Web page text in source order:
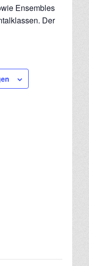
Ensembles
Der